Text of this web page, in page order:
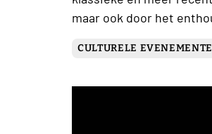
maar ook door het
CULTURELE